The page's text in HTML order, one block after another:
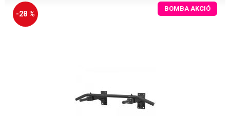
-28 %
BOMBA AKCIÓ